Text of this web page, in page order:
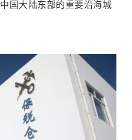
国大陆东部的重要沿海城